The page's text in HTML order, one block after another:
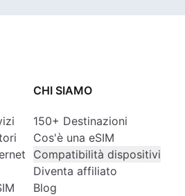
CHI SIAMO
150+ Destinazioni
Cos'è una eSIM
Compatibilità dispositivi
Diventa affiliato
Blog